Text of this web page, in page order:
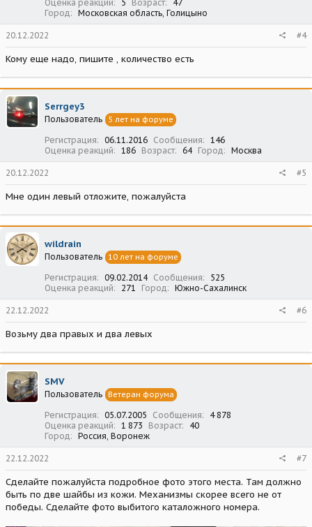
Оценка реакций
5 Возраст
47
Город
Московская область, Голицыно
20.12.2022 #4
Кому еще надо, пишите , количество есть
Serrgey3
Пользователь 5 лет на форуме
Регистрация 06.11.2016 Сообщения
146
Оценка реакций
186 Возраст 64 Город Москва
20.12.2022 #5
Мне один левый отложите, пожалуйста
wildrain
Пользователь 10 лет на форуме
Регистрация 09.02.2014 Сообщения
525
Оценка реакций
271 Город Южно-Сахалинск
22.12.2022 #6
Возьму два правых и два левых
SMV
Пользователь Ветеран форума
Регистрация 05.07.2005 Сообщения
4 878
Оценка реакций
1 873 Возраст
40
Город
Россия, Воронеж
22.12.2022 #7
Сделайте пожалуйста подробное фото этого места. Там должно
быть по две шайбы из кожи. Механизмы скорее всего не от
победы. Сделайте фото выбитого каталожного номера.